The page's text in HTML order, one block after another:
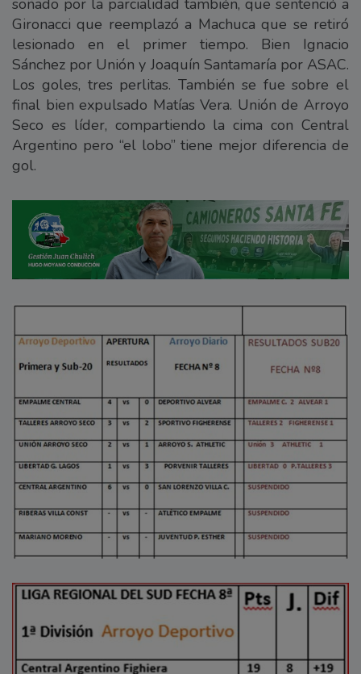
soñado por la parcialidad también, que sentenció a
Gironacci que reemplazó a Machuca que se retiró
lesionado en el primer tiempo. Bien Ignacio
Sánchez por Unión y Joaquín Santamaría por ASAC.
Los goles, tres perlitas. También se fue sobre el
final bien expulsado Matías Vera. Unión de Arroyo
Seco es líder, compartiendo la cima con Central
Argentino pero “el lobo” tiene mejor diferencia de
gol.